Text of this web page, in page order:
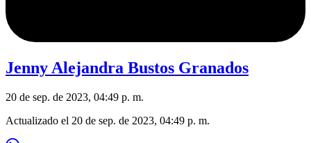
Jenny Alejandra Bustos Granados
20 de sep. de 2023, 04:49 p. m.
Actualizado el 20 de sep. de 2023, 04:49 p. m.